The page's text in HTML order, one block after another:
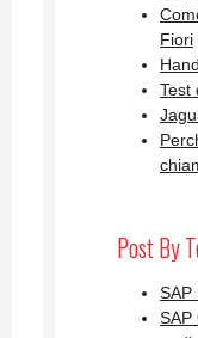
Fiori
Test
Post By
SAP
SAP